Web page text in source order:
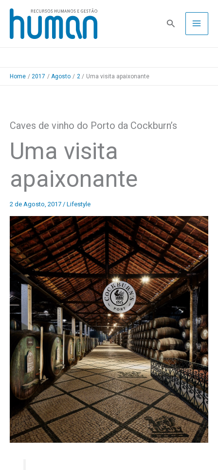
Skip
content
Pesquisa
Home 2017 Agosto 2 Uma visita apaixonante
Caves de vinho do Porto da Cockburn’s
Uma visita
apaixonante
2 de Agosto, 2017 / Lifestyle